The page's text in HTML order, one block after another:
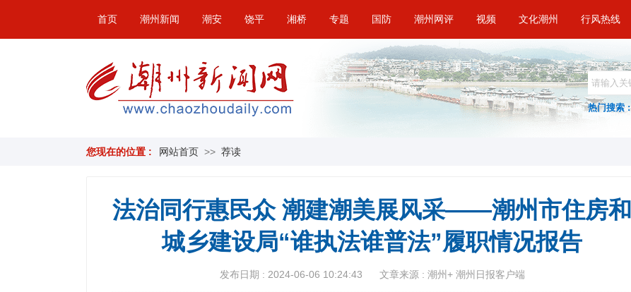
首页 潮州新闻 潮安 饶平 湘桥 专题 国防 潮州网评 视频 文化潮州 行风热线
热门搜索 :
您现在的位置 : 网站首页 >> 荐读
法治同行惠民众 潮建潮美展风采——潮州市住房和
城乡建设局“谁执法谁普法”履职情况报告
发布日期 : 2024-06-06 10:24:43 文章来源 : 潮州+ 潮州日报客户端